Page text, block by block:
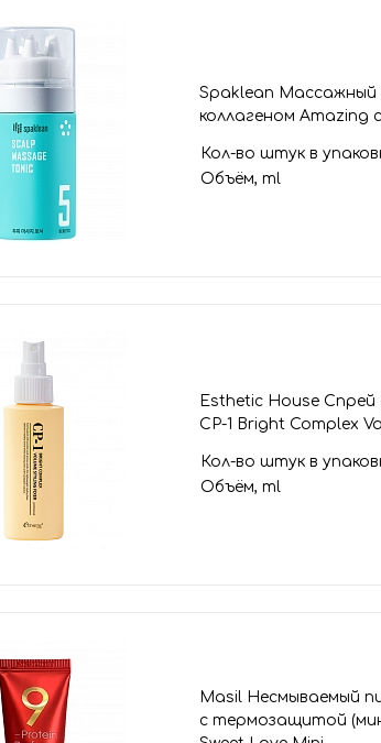
Spaklean Массажный
коллагеном Amazing
Кол-во штук в
Объём, ml
Esthetic House Спрей
CP-1 Bright Complex
Кол-во штук в
Объём, ml
Masil Несмываемый
с термозащитой